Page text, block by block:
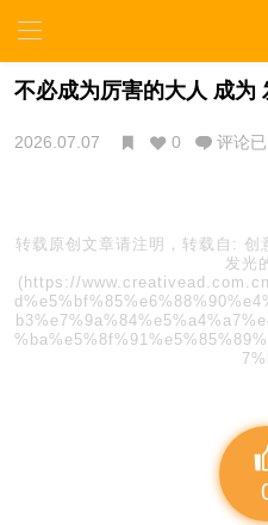
不必成为厉害的大人 成为
2026.07.07 0 评论
转载原创文章请注明，转载自: 创
发光
(https://